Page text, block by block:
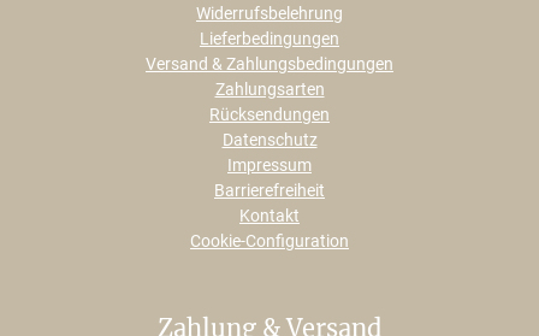
Widerrufsbelehrung
Lieferbedingungen
Versand & Zahlungsbedingungen
Zahlungsarten
Rücksendungen
Datenschutz
Impressum
Barrierefreiheit
Kontakt
Cookie-Configuration
Zahlung & Versand